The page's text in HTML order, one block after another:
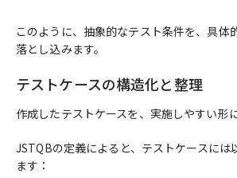
このように、抽象的なテスト条件を、具体
落とし込みます。
テストケースの構造化と整理
作成したテストケースを、実施しやすい形
JSTQBの定義によると、テストケースには
ます：